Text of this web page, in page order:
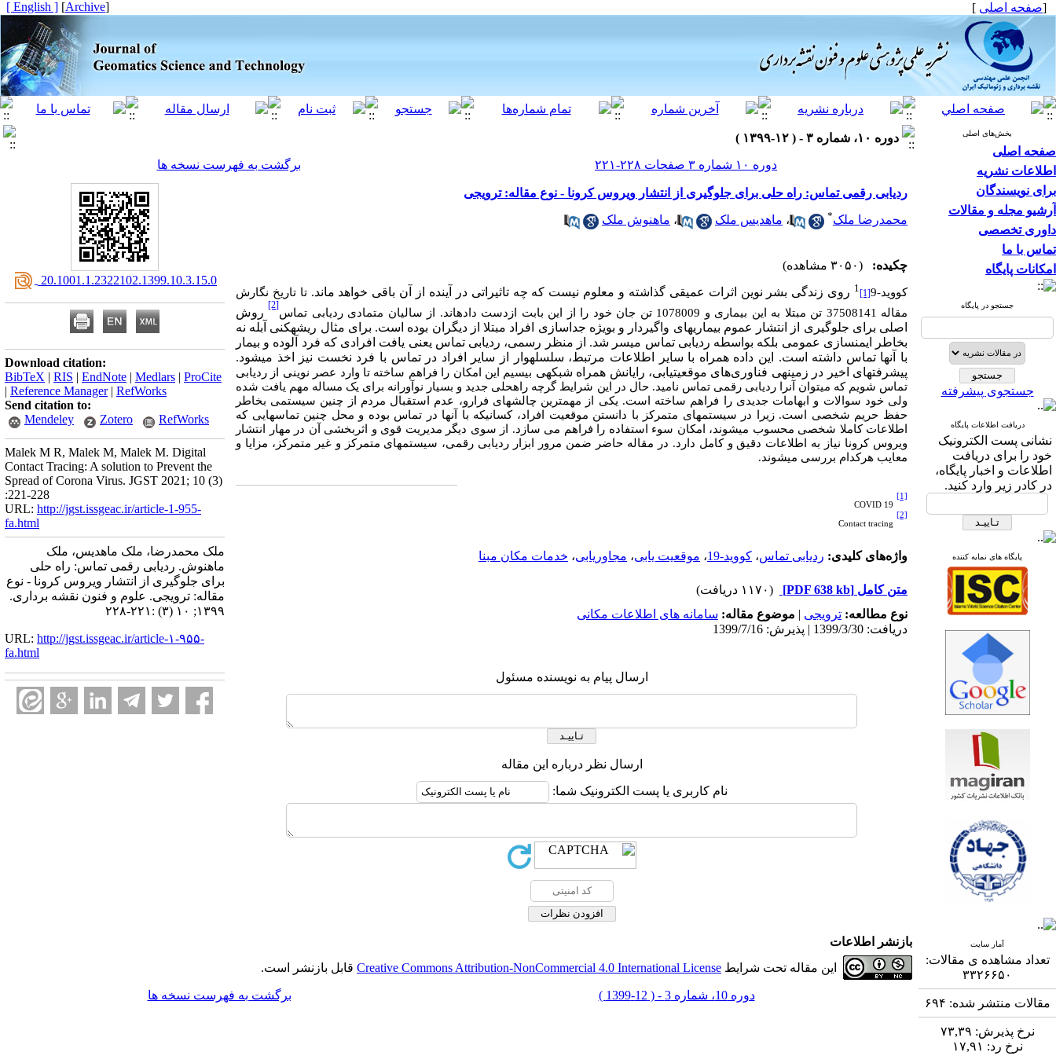
[صفحه اصلی ]
[
Archive
]
[ English ]
بخش‌های اصلی
صفحه اصلی
اطلاعات نشریه
برای نویسندگان
آرشیو مجله و مقالات
داوری تخصصی
تماس با ما
امکانات پایگاه
جستجو در پایگاه
جستجوی پیشرفته
دریافت اطلاعات پایگاه
نشانی پست الکترونیک
خود را برای دریافت
اطلاعات و اخبار پایگاه،
در کادر زیر وارد کنید.
پایگاه های نمایه کننده
آمار سایت
تعداد مشاهده ی مقالات:
۳۳۲۶۶۵۰
مقالات منتشر شده: ۶۹۴
نرخ پذیرش: ۷۳,۳۹
نرخ رد: ۱۷,۹۱
دوره ۱۰، شماره ۳ - ( ۱۲-۱۳۹۹ )
دوره ۱۰ شماره ۳ صفحات ۲۲۸-۲۲۱
برگشت به فهرست نسخه ها
ردیابی رقمی تماس: راه حلی برای جلوگیری از انتشار ویروس کرونا - نوع مقاله: ترویجی
محمدرضا ملک* ، ماهدیس ملک ، ماهنوش ملک
چکیده: (۳۰۵۰ مشاهده)
کووید-9 [1]
1 روی زندگی بشر نوین اثرات عمیقی گذاشته و معلوم نیست که چه تاثیراتی در آینده از آن باقی خواهد ماند. تا تاریخ نگارش
مقاله 37508141 تن مبتلا به این بیماری و 1078009 تن جان خود را از این بابت ازدست داده­اند.
از سالیان متمادی ردیابی تماس
[2]
روش
اصلی برای جلوگیری از انتشار عموم بیماریهای واگیردار و بویژه جداسازی افراد مبتلا از دیگران بوده است. برای مثال ریشه­کنی آبله نه
بخاطر ایمن­سازی عمومی بلکه بواسطه ردیابی تماس میسر شد. از منظر رسمی، ردیابی تماس یعنی یافت افرادی که فرد آلوده و بیمار
با آنها تماس داشته است. این داده همراه با سایر اطلاعات مرتبط، سلسله­وار از سایر افراد در تماس با فرد نخست نیز اخذ می­شود.
پیشرفت­های اخیر در زمینه­ی فناوری‌ها­ی موقعیت­یابی، رایانش همراه شبکه­ی بی­سیم این امکان را فراهم ساخته تا وارد عصر نوینی از ردیابی
تماس شویم که می­توان آنرا ردیابی رقمی تماس نامید. حال در این شرایط گرچه راه­حلی جدید و بسیار نوآورانه برای یک مساله مهم یافت شده
ولی خود سوالات و ابهامات جدیدی را فراهم ساخته است. یکی از مهمترین چالشهای فرارو، عدم استقبال مردم از چنین سیستمی بخاطر
حفظ حریم شخصی است. زیرا در سیستمهای متمرکز با دانستن موقعیت افراد، کسانیکه با آنها در تماس بوده و محل چنین تماسهایی که
اطلاعات کاملا شخصی محسوب می­شوند، امکان سوء استفاده را فراهم می سازد. از سوی دیگر مدیریت قوی و اثربخشی آن در مهار انتشار
ویروس کرونا نیاز به اطلاعات دقیق و کامل دارد. در مقاله حاضر ضمن مرور ابزار ردیابی رقمی، سیستم­های متمرکز و غیر متمرکز، مزایا و
معایب هرکدام بررسی می­شوند.
[1]
COVID 19
[2]
Contact tracing
واژه‌های کلیدی: ردیابی تماس، کووید-19 ، موقعیت یابی، مجاوریابی، خدمات مکان مبنا
متن کامل [PDF 638 kb]
(۱۱۷۰ دریافت)
نوع مطالعه: ترویجی | موضوع مقاله: سامانه های اطلاعات مکانی
دریافت: 1399/3/30 | پذیرش: 1399/7/16
ارسال پیام به نویسنده مسئول
ارسال نظر درباره این مقاله
نام کاربری یا پست الکترونیک شما:
‎ 20.1001.1.2322102.1399.10.3.15.0
Download citation:
BibTeX | RIS | EndNote | Medlars | ProCite
| Reference Manager| RefWorks
Send citation to:
Mendeley
Zotero RefWorks
Malek M R, Malek M, Malek M. Digital
Contact Tracing: A solution to Prevent the
Spread of Corona Virus. JGST 2021; 10 (3)
:221-228
URL: http://jgst.issgeac.ir/article-1-955-
fa.html
ملک محمدرضا، ملک ماهدیس، ملک
ماهنوش. ردیابی رقمی تماس: راه حلی
برای جلوگیری از انتشار ویروس کرونا - نوع
مقاله: ترویجی. علوم و فنون نقشه برداری.
۱۳۹۹; ۱۰ (۳) :۲۲۱-۲۲۸
URL: http://jgst.issgeac.ir/article-۱-۹۵۵-
fa.html
بازنشر اطلاعات
این مقاله تحت شرایط Creative Commons Attribution-NonCommercial 4.0 International License قابل بازنشر است.
دوره 10، شماره 3 - ( 12-1399 ) برگشت به فهرست نسخه ها